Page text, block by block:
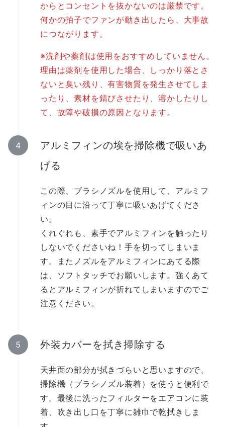
からとコンセントを抜かないのは厳禁です。
何かの拍子でファンが動き出したら、大事故
につながります。
※洗剤や薬剤は使用をおすすめしていません。
理由は薬剤を使用した場合、しっかり落とさ
ないと臭い残り、有害物質を発生させてしま
ったり、素材を錆びさせたり、溶かしたりし
て、故障や破損の原因となります。
アルミフィンの埃を掃除機で吸いあ
げる
この際、ブラシノズルを使用して、アルミフ
ィンの目に沿って丁寧に吸いあげてくださ
い。
くれぐれも、素手でアルミフィンを触ったり
しないでくださいね！手を切ってしまいま
す。またノズルをアルミフィンにあてる際
は、ソフトタッチでお願いします。強くあて
るとアルミフィンが折れてしまいますのでご
注意ください。
外装カバーを拭き掃除する
天井面の部分が拭きづらいと思いますので、
掃除機（ブラシノズル装着）を使うと便利で
す。最後に洗ったフィルターをエアコンに装
着、吹き出し口を丁寧に雑巾で乾拭きしま